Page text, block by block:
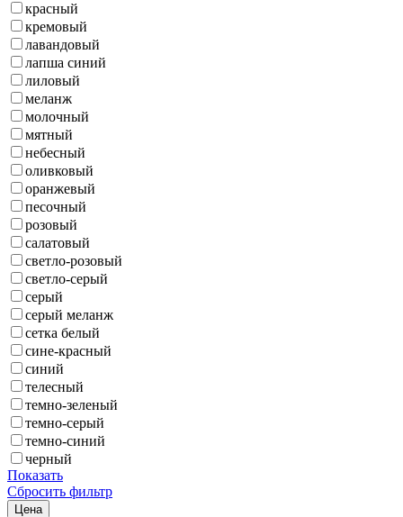
красный
кремовый
лавандовый
лапша синий
лиловый
меланж
молочный
мятный
небесный
оливковый
оранжевый
песочный
розовый
салатовый
светло-розовый
светло-серый
серый
серый меланж
сетка белый
сине-красный
синий
телесный
темно-зеленый
темно-серый
темно-синий
черный
Показать
Сбросить фильтр
Цена